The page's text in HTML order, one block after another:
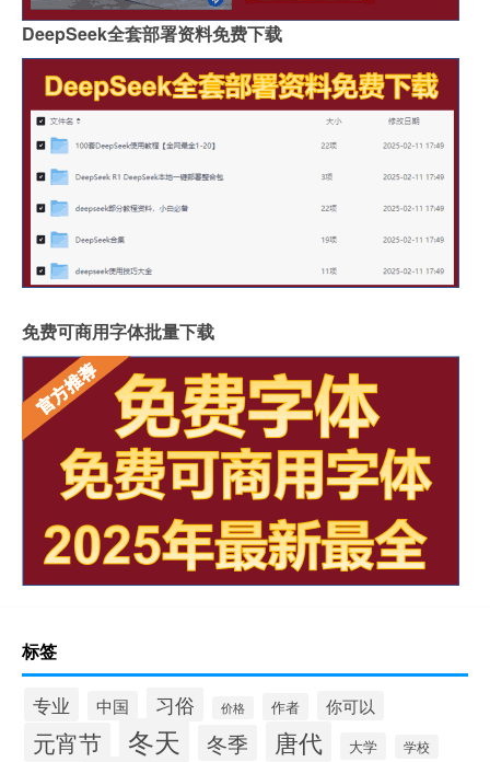
DeepSeek全套部署资料免费下载
免费可商用字体批量下载
标签
专业 中国 习俗 价格 作者 你可以
元宵节 冬天 冬季 唐代 大学 学校